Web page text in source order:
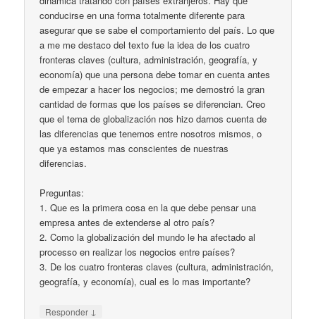
conducirse en una forma totalmente diferente para
asegurar que se sabe el comportamiento del país. Lo que
a me me destaco del texto fue la idea de los cuatro
fronteras claves (cultura, administración, geografía, y
economía) que una persona debe tomar en cuenta antes
de empezar a hacer los negocios; me demostró la gran
cantidad de formas que los países se diferencian. Creo
que el tema de globalización nos hizo darnos cuenta de
las diferencias que tenemos entre nosotros mismos, o
que ya estamos mas conscientes de nuestras
diferencias.
Preguntas:
1. Que es la primera cosa en la que debe pensar una
empresa antes de extenderse al otro país?
2. Como la globalización del mundo le ha afectado al
processo en realizar los negocios entre países?
3. De los cuatro fronteras claves (cultura, administración,
geografía, y economía), cual es lo mas importante?
Responder ↓